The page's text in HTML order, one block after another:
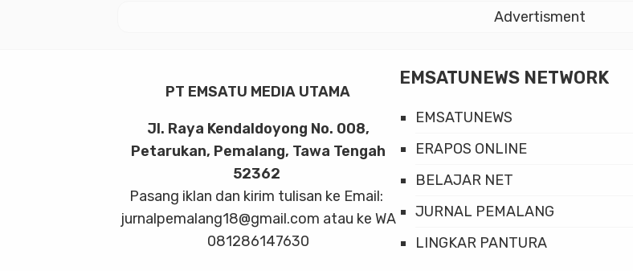
Advertisment
PT EMSATU MEDIA UTAMA
Jl. Raya Kendaldoyong No. 008,
Petarukan, Pemalang, Tawa Tengah
52362
Pasang iklan dan kirim tulisan ke Email:
jurnalpemalang18@gmail.com atau ke WA
081286147630
EMSATUNEWS NETWORK
EMSATUNEWS
ERAPOS ONLINE
BELAJAR NET
JURNAL PEMALANG
LINGKAR PANTURA